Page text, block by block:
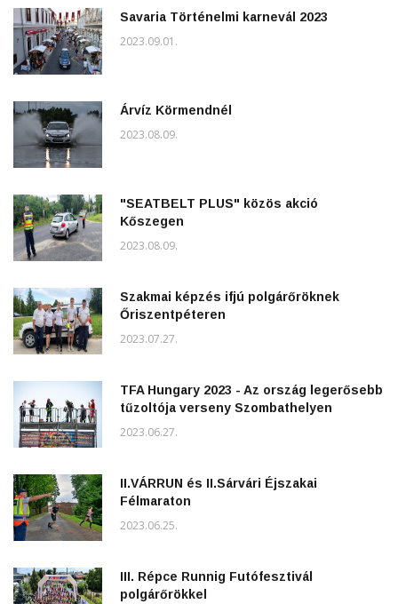
Savaria Történelmi karnevál 2023
2023.09.01.
Árvíz Körmendnél
2023.08.09.
"SEATBELT PLUS" közös akció
Kőszegen
2023.08.09.
Szakmai képzés ifjú polgárőröknek
Őriszentpéteren
2023.07.27.
TFA Hungary 2023 - Az ország legerősebb
tűzoltója verseny Szombathelyen
2023.06.27.
II.VÁRRUN és II.Sárvári Éjszakai
Félmaraton
2023.06.25.
III. Répce Runnig Futófesztivál
polgárőrökkel